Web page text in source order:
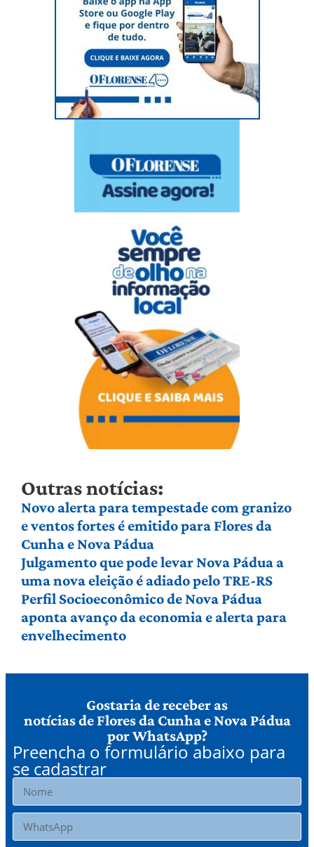
Outras notícias:
Novo alerta para tempestade com granizo
e ventos fortes é emitido para Flores da
Cunha e Nova Pádua
Julgamento que pode levar Nova Pádua a
uma nova eleição é adiado pelo TRE-RS
Perfil Socioeconômico de Nova Pádua
aponta avanço da economia e alerta para
envelhecimento
Gostaria de receber as
notícias de Flores da Cunha e Nova Pádua
por WhatsApp?
Preencha o formulário abaixo para
se cadastrar